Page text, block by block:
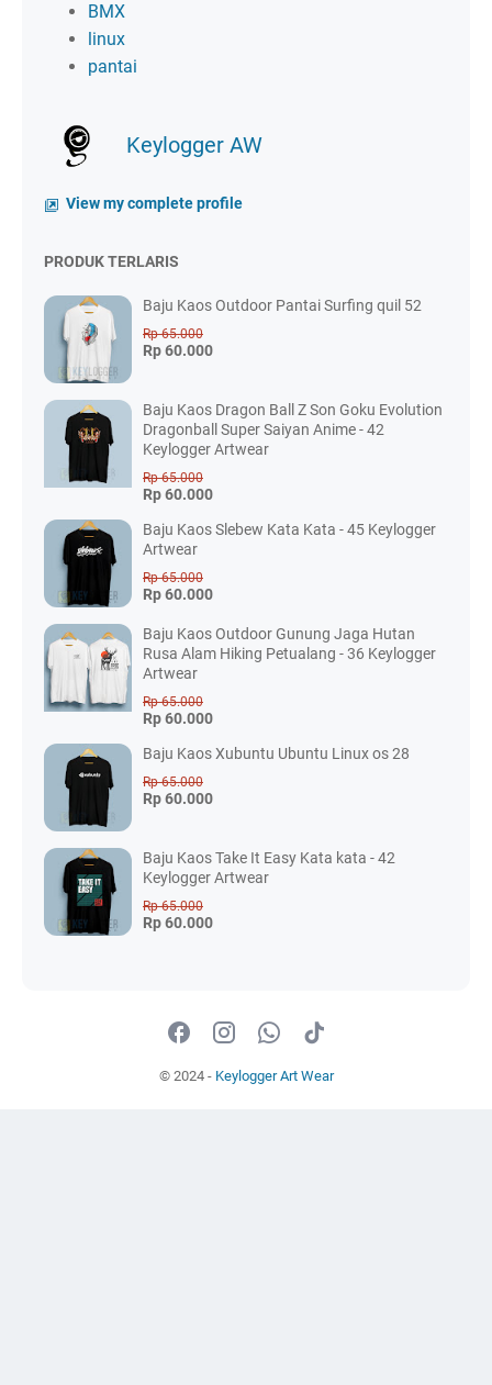
BMX
linux
pantai
Keylogger AW
View my complete profile
PRODUK TERLARIS
Baju Kaos Outdoor Pantai Surfing quil 52
Rp 65.000
Rp 60.000
Baju Kaos Dragon Ball Z Son Goku Evolution
Dragonball Super Saiyan Anime - 42
Keylogger Artwear
Rp 65.000
Rp 60.000
Baju Kaos Slebew Kata Kata - 45 Keylogger
Artwear
Rp 65.000
Rp 60.000
Baju Kaos Outdoor Gunung Jaga Hutan
Rusa Alam Hiking Petualang - 36 Keylogger
Artwear
Rp 65.000
Rp 60.000
Baju Kaos Xubuntu Ubuntu Linux os 28
Rp 65.000
Rp 60.000
Baju Kaos Take It Easy Kata kata - 42
Keylogger Artwear
Rp 65.000
Rp 60.000
© 2024 - Keylogger Art Wear